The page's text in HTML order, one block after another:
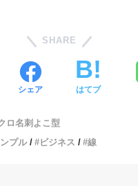
SHARE
シェア はてブ
ロ名刺よこ型
プル ビジネス 線